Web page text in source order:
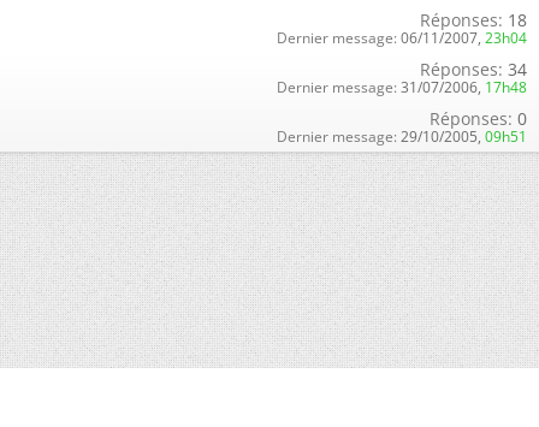
Réponses: 18
Dernier message: 06/11/2007, 23h04
Réponses: 34
Dernier message: 31/07/2006, 17h48
Réponses: 0
Dernier message: 29/10/2005, 09h51